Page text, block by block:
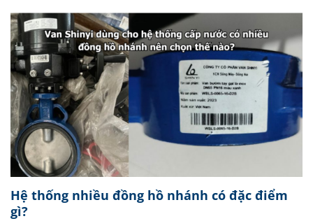
Hệ thống nhiều đồng hồ nhánh có đặc điểm
gì?